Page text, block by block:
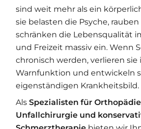
sind weit mehr als ein
sie belasten die Psyche,
schränken die Lebensqualität
und Freizeit massiv ein. Wenn
chronisch werden, verlieren
Warnfunktion und entwickeln
eigenständigen Krankheitsbild.
Als Spezialisten für
Unfallchirurgie und